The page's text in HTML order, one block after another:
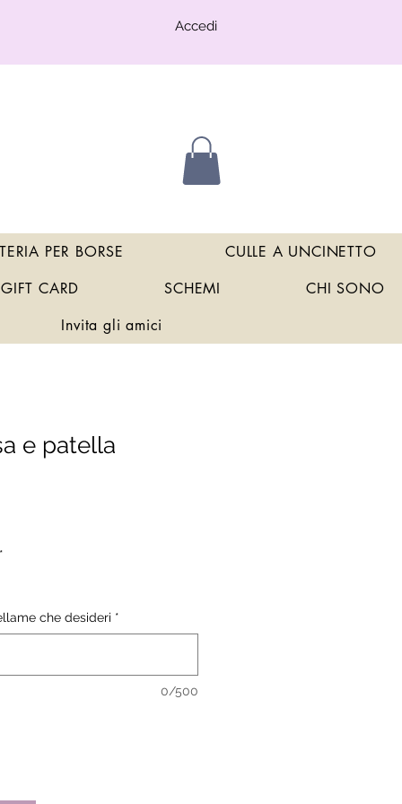
Accedi
e patella
*
che desideri *
0/500
PER BORSE
CULLE A UNCINETTO
GIFT CARD SCHEMI
CHI SONO
Invita gli amici